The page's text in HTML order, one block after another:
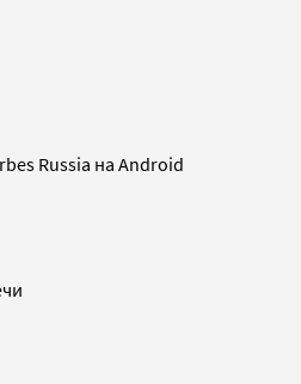
Russia на Android